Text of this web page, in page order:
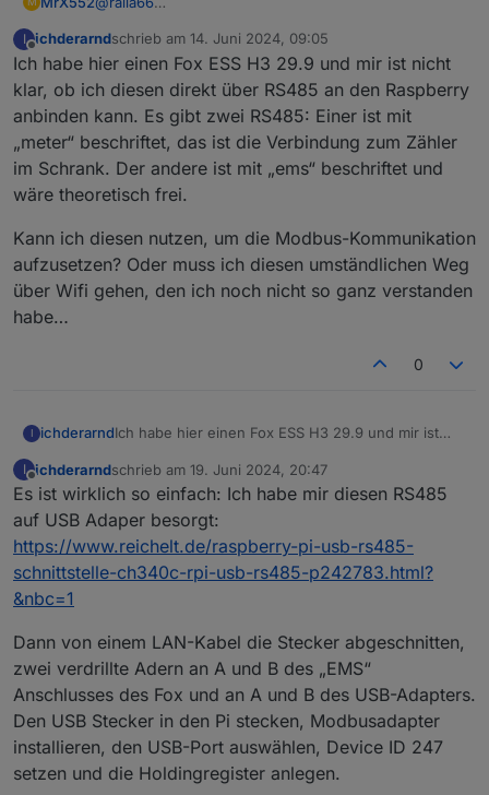
aufgeführt!
I
Offline
ichderarndschrieb am 14. Juni 2024, 09:05
zuletzt editiert von
Ich habe hier einen Fox ESS H3 29.9 und mir ist nicht
klar, ob ich diesen direkt über RS485 an den Raspberry
anbinden kann. Es gibt zwei RS485: Einer ist mit
„meter“ beschriftet, das ist die Verbindung zum Zähler
im Schrank. Der andere ist mit „ems“ beschriftet und
wäre theoretisch frei.
Kann ich diesen nutzen, um die Modbus-Kommunikation
aufzusetzen? Oder muss ich diesen umständlichen Weg
über Wifi gehen, den ich noch nicht so ganz verstanden
habe…
0
I ichderarndIch habe hier einen Fox ESS H3 29.9 und mir ist
Raspberry anbinden kann. Es gibt zwei RS485:
Einer ist mit „meter“ beschriftet, das ist die
Verbindung zum Zähler im Schrank. Der andere ist
mit „ems“ beschriftet und wäre theoretisch frei.
Kann ich diesen nutzen, um die Modbus-
Kommunikation aufzusetzen? Oder muss ich diesen
umständlichen Weg über Wifi gehen, den ich noch
nicht so ganz verstanden habe…
I
Offline
ichderarndschrieb am 19. Juni 2024, 20:47
zuletzt editiert von
Es ist wirklich so einfach: Ich habe mir diesen RS485
auf USB Adaper besorgt:
https://www.reichelt.de/raspberry-pi-usb-rs485-
schnittstelle-ch340c-rpi-usb-rs485-p242783.html?
&nbc=1
Dann von einem LAN-Kabel die Stecker abgeschnitten,
zwei verdrillte Adern an A und B des „EMS“
Anschlusses des Fox und an A und B des USB-Adapters.
Den USB Stecker in den Pi stecken, Modbusadapter
installieren, den USB-Port auswählen, Device ID 247
setzen und die Holdingregister anlegen.